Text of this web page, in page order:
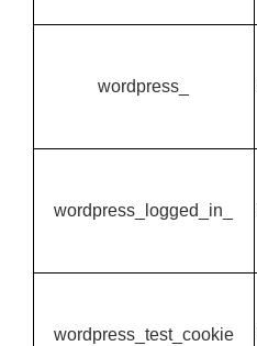
wordpress_
wordpress_logged_in_
wordpress_test_cookie